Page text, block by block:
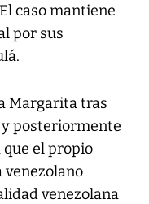
caso mantiene
por sus
Margarita tras
posteriormente
que el propio
venezolano
venezolana